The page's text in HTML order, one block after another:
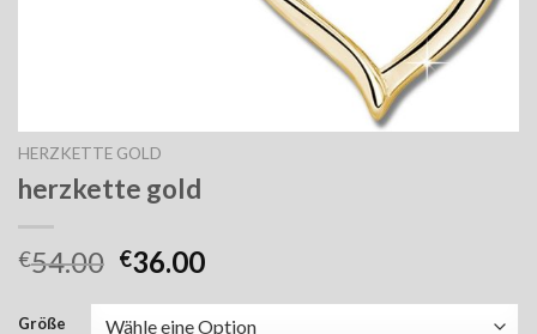
HERZKETTE GOLD
herzkette gold
€54.00 €36.00
Größe